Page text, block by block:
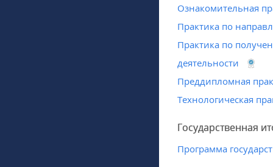
Ознакомительная
Практика по
Практика по
деятельности
Преддипломная
Технологическая
Государственная
Программа